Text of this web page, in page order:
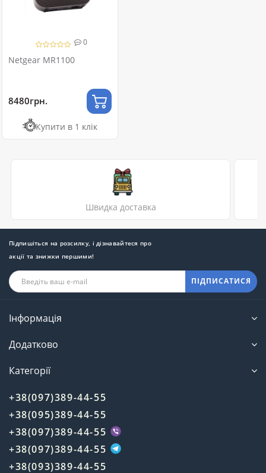
0
Netgear MR1100
8480грн.
Купити в 1 клік
Швидка доставка
Підпишіться на розсилку, і дізнавайтеся про
акції та знижки першими!
ПІДПИСАТИСЯ
Інформація
Додатково
Категорії
+38(097)389-44-55
+38(095)389-44-55
+38(097)389-44-55
+38(097)389-44-55
+38(093)389-44-55